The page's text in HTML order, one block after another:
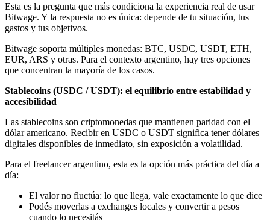
Esta es la pregunta que más condiciona la experiencia real de usar
Bitwage. Y la respuesta no es única: depende de tu situación, tus
gastos y tus objetivos.
Bitwage soporta múltiples monedas: BTC, USDC, USDT, ETH,
EUR, ARS y otras. Para el contexto argentino, hay tres opciones
que concentran la mayoría de los casos.
Stablecoins (USDC / USDT): el equilibrio entre estabilidad y
accesibilidad
Las stablecoins son criptomonedas que mantienen paridad con el
dólar americano. Recibir en USDC o USDT significa tener dólares
digitales disponibles de inmediato, sin exposición a volatilidad.
Para el freelancer argentino, esta es la opción más práctica del día a
día:
El valor no fluctúa: lo que llega, vale exactamente lo que dice
Podés moverlas a exchanges locales y convertir a pesos
cuando lo necesitás